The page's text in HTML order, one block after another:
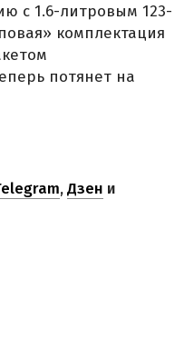
с 1.6-литровым 123-
комплектация
потянет на
,Дзен и